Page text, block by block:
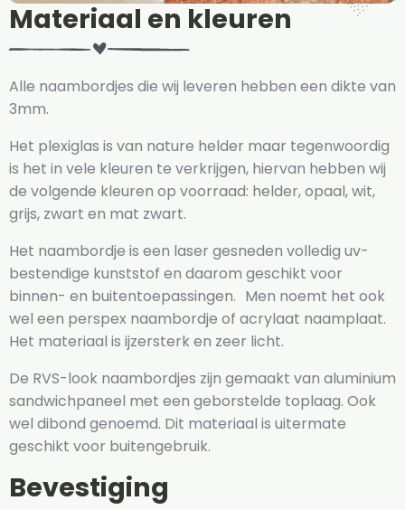
Materiaal en kleuren
Alle naambordjes die wij leveren hebben een dikte van
3mm.
Het plexiglas is van nature helder maar tegenwoordig
is het in vele kleuren te verkrijgen, hiervan hebben wij
de volgende kleuren op voorraad: helder, opaal, wit,
grijs, zwart en mat zwart.
Het naambordje is een laser gesneden volledig uv-
bestendige kunststof en daarom geschikt voor
binnen- en buitentoepassingen. Men noemt het ook
wel een perspex naambordje of acrylaat naamplaat.
Het materiaal is ijzersterk en zeer licht.
De RVS-look naambordjes zijn gemaakt van aluminium
sandwichpaneel met een geborstelde toplaag. Ook
wel dibond genoemd. Dit materiaal is uitermate
geschikt voor buitengebruik.
Bevestiging